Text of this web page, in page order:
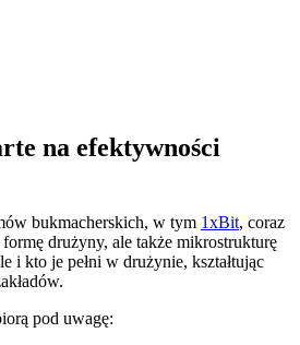
na efektywności
bukmacherskich, w tym 1xBit, coraz
drużyny, ale także mikrostrukturę
i kto je pełni w drużynie, kształtując
pod uwagę: